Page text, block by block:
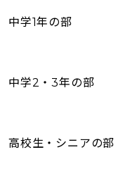
中学1年の部
中学2・3年の部
高校生・シニアの部